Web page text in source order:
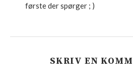
første der spørger ; )
SKRIV EN